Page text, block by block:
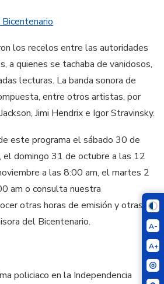
A-
A+
los recelos entre las autoridades
a quienes se tachaba de vanidosos,
lecturas. La banda sonora de
entre otros artistas, por
Jimi Hendrix e Igor Stravinsky.
este programa el sábado 30 de
domingo 31 de octubre a las 12
a las 8:00 am, el martes 2
am o consulta nuestra
otras horas de emisión y otras
del Bicentenario.